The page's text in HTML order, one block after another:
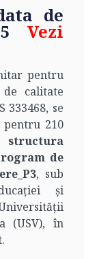
de
Vezi
pentru
calitate
333468, se
pentru 210
de
, sub
și
(USV), în